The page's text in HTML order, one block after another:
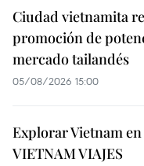
Ciudad vietnamita
promoción de
mercado tailandés
05/08/2026 15:00
Explorar Vietnam
VIETNAM VIAJES